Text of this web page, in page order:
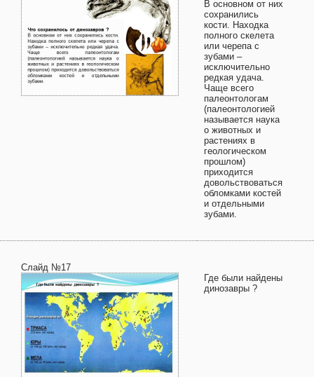
В основном от них
сохранились
кости. Находка
полного скелета
или черепа с
зубами –
исключительно
редкая удача.
Чаще всего
палеонтологам
(палеонтологией
называется наука
о животных и
растениях в
геологическом
прошлом)
приходится
довольствоваться
обломками костей
и отдельными
зубами.
Слайд №17
Где были найдены
динозавры ?